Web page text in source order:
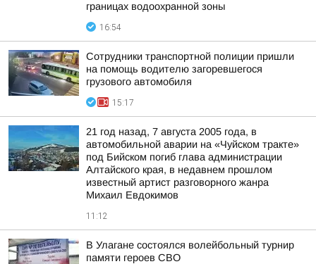
границах водоохранной зоны
16:54
Сотрудники транспортной полиции пришли
на помощь водителю загоревшегося
грузового автомобиля
15:17
21 год назад, 7 августа 2005 года, в
автомобильной аварии на «Чуйском тракте»
под Бийском погиб глава администрации
Алтайского края, в недавнем прошлом
известный артист разговорного жанра
Михаил Евдокимов
11:12
В Улагане состоялся волейбольный турнир
памяти героев СВО